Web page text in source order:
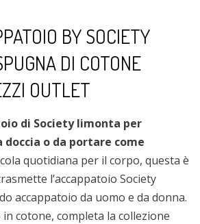
BY SOCIETY
DI COTONE
OUTLET
di Society limonta per
doccia o da portare come
quotidiana per il corpo, questa è
l’accappatoio Society
accappatoio da uomo e da donna.
cotone, completa la collezione